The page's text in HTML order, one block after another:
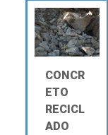
CONCR
ETO
RECICL
ADO